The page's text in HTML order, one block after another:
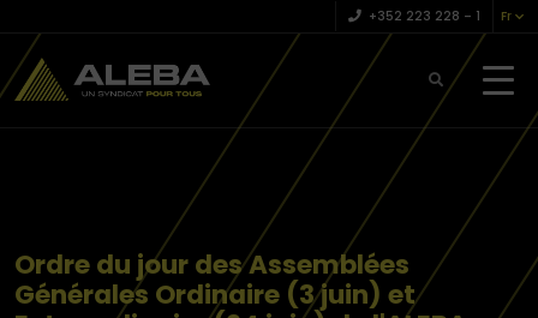
+352 223 228 – 1 Fr
Ordre du jour des Assemblées
Générales Ordinaire (3 juin) et